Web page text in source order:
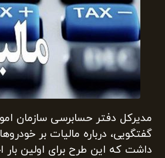
مدیرکل دفتر حسابرسی سازمان
گفتگویی، درباره مالیات بر
داشت که این طرح برای اولین